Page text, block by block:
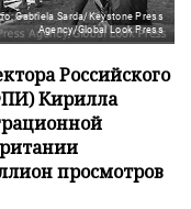
Gabriela Sarda/Keystone Press
Agency/Global Look Press
Российского
Кирилла
просмотров